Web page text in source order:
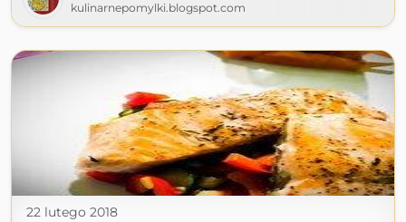
kulinarnepomylki.blogspot.com
22 lutego 2018